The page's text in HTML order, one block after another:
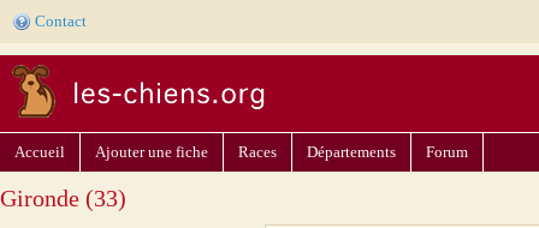
Contact
Accueil Ajouter une fiche Races Départements Forum
Gironde (33)